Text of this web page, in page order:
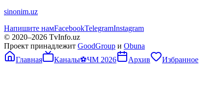
sinonim.uz
Напишите намFacebookTelegramInstagram
© 2020–2026 TvInfo.uz
Проект принадлежит GoodGroup и Obuna
Главная
Каналы⚽ЧМ 2026 Архив Избранное